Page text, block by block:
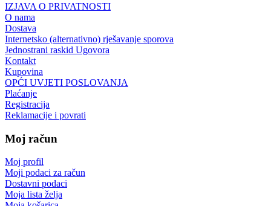
IZJAVA O PRIVATNOSTI
O nama
Dostava
Internetsko (alternativno) rješavanje sporova
Jednostrani raskid Ugovora
Kontakt
Kupovina
OPĆI UVJETI POSLOVANJA
Plaćanje
Registracija
Reklamacije i povrati
Moj račun
Moj profil
Moji podaci za račun
Dostavni podaci
Moja lista želja